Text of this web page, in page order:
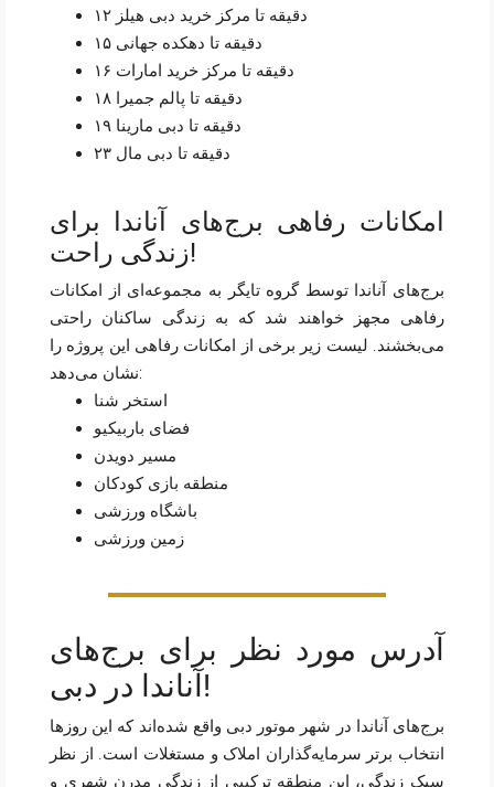
۱۲ دقیقه تا مرکز خرید دبی هیلز
۱۵ دقیقه تا دهکده جهانی
۱۶ دقیقه تا مرکز خرید امارات
۱۸ دقیقه تا پالم جمیرا
۱۹ دقیقه تا دبی مارینا
۲۳ دقیقه تا دبی مال
امکانات رفاهی برج‌های آناندا برای
زندگی راحت!
برج‌های آناندا توسط گروه تایگر به مجموعه‌ای از امکانات
رفاهی مجهز خواهند شد که به زندگی ساکنان راحتی
می‌بخشند. لیست زیر برخی از امکانات رفاهی این پروژه را
نشان می‌دهد:
استخر شنا
فضای باربیکیو
مسیر دویدن
منطقه بازی کودکان
باشگاه ورزشی
زمین ورزشی
آدرس مورد نظر برای برج‌های
آناندا در دبی!
برج‌های آناندا در شهر موتور دبی واقع شده‌اند که این روزها
انتخاب برتر سرمایه‌گذاران املاک و مستغلات است. از نظر
سبک زندگی، این منطقه ترکیبی از زندگی مدرن شهری و